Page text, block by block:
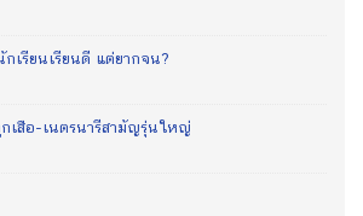
เรียนเรียนดี แต่ยากจน?
กเสือ-เนตรนารีสามัญรุ่นใหญ่